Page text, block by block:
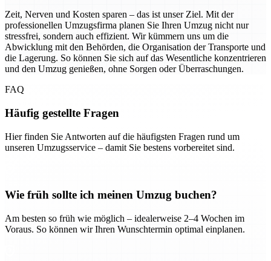
Zeit, Nerven und Kosten sparen – das ist unser Ziel. Mit der
professionellen Umzugsfirma planen Sie Ihren Umzug nicht nur
stressfrei, sondern auch effizient. Wir kümmern uns um die
Abwicklung mit den Behörden, die Organisation der Transporte und
die Lagerung. So können Sie sich auf das Wesentliche konzentrieren
und den Umzug genießen, ohne Sorgen oder Überraschungen.
FAQ
Häufig gestellte Fragen
Hier finden Sie Antworten auf die häufigsten Fragen rund um
unseren Umzugsservice – damit Sie bestens vorbereitet sind.
Wie früh sollte ich meinen Umzug buchen?
Am besten so früh wie möglich – idealerweise 2–4 Wochen im
Voraus. So können wir Ihren Wunschtermin optimal einplanen.